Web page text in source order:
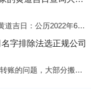
余姚2022年6月份搬家黄道吉日：公历2022年6月1日 农历五月初三 星期三 冲兔(己卯)公历2022年6月4日 农历五月初六 星期六 冲马(壬午)公历2022年6月8日 农历五月初十 星期三 冲狗(丙
字排除法选正规公司
余姚如今因为搬家发票转账的问题，大部分搬家公司都已经注册了营业执照，早5年前基本上所谓的搬家公司都是无注册状态也就是无照营业，由于企业注册量大增所以各种企业信息展示平台如雨后春笋般遍地开花，如：天眼查，企